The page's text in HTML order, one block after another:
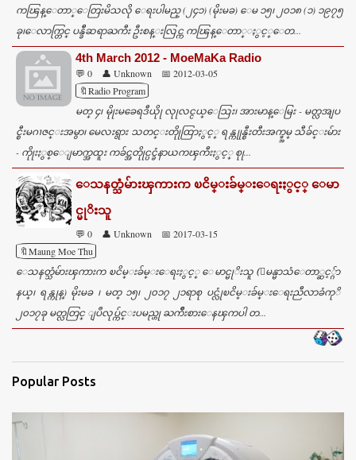
ကၽြန္ေတာ္ေတြးမိသလို ေရးပါမည္ (၂၄၁) (မိုးမခ) ေမ ၁၅၊ ၂၀၁၈ (၁) ၁၉၇၅
ခု၊ေလာက္တြင္ ပန္ခ်ီဆရာႀကီး ဦးစန္းလြင္က ကၽြန္ေတာ္ႏွင့္ေတ...
4th March 2012 - MoeMaKa Radio
💬 0 👤 Unknown
📅 2012-03-05
🔖Radio Program
မတ္ ၄၊ မိုုးမခေရဒီယိုု လုုလင္ငယ္ေသြး၊ အားမာန္ေမြး - မတ္လအျပ
င္စီးမဂၢဇင္းအမွာ၊ မေလးရွား သတင္းတိုုထြာႏွင့္ ရန္ကုုန္စီးတီးအက္ဖ္အမ္ သီခ်င္းမ်ား
- ကိုုးႏွစ္ေျမာက္အထူး ကခ်င္အတိုုင္ပင္ခံနာယကၾကီးႏွင့္ စုု...
ေသနတ္သံမ်ားၾကားက ၿငိမ္းခ်မ္းေရးႏွင့္ ေမာ
င္မုိးသူ
💬 0 👤 Unknown
📅 2017-03-15
🔖Maung Moe Thu
ေသနတ္သံမ်ားၾကားက ၿငိမ္းခ်မ္းေရးႏွင့္ ေမာင္မုိးသူ (ျမန္မာသံေတာ္ဆင့္ဂ်ာ
နယ္၊ ရန္ကုန္) မိုးမခ ၊ မတ္ ၁၅၊ ၂၀၁၇ ၂၁ရာစု ပင္လုံၿငိမ္းခ်မ္းေရးညီလာခံကုိ
၂၀၁၇ခု မတ္လတြင္ ျပဳလုပ္က်င္းပမည္ဟု ႀကိဳးစားေနၾကပါ တ...
Popular Posts